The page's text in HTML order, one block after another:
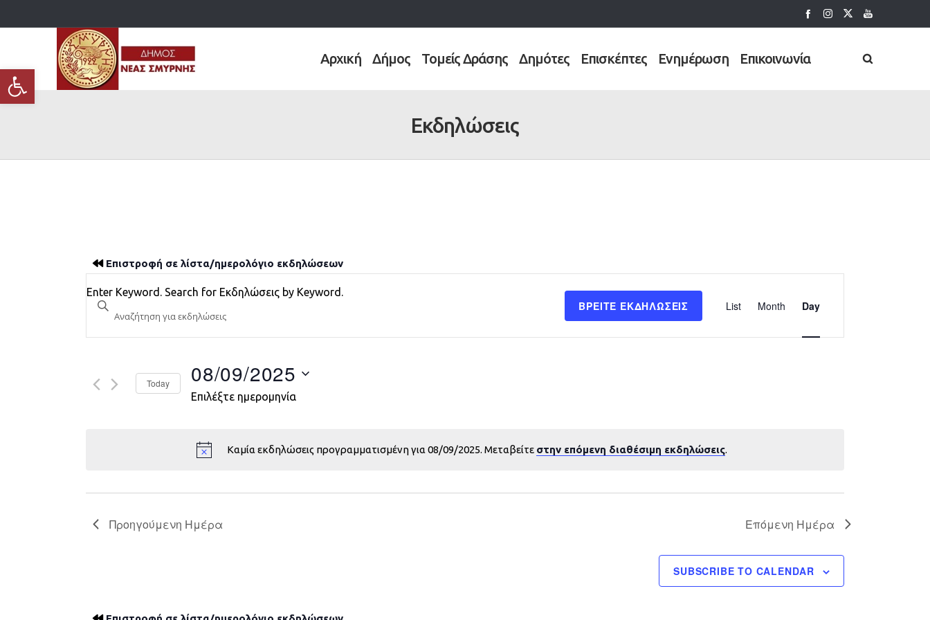
Ανοίξτε τη γραμμή εργαλείων
Αρχική Δήμος Τομείς Δράσης Δημότες Επισκέπτες Ενημέρωση Επικοινωνία
Εκδηλώσεις
Επιστροφή σε λίστα/ημερολόγιο εκδηλώσεων
Καμία εκδηλώσεις προγραμματισμένη για 08/09/2025. Μεταβείτε στην επόμενη διαθέσιμη εκδηλώσεις.
Εκδηλώσεις
Search
and
Navigation
Enter Keyword. Search for Εκδηλώσεις by Keyword.
ΒΡΕΊΤΕ ΕΚΔΗΛΏΣΕΙΣ
Views
Navigation
List Month Day
Today 08/09/2025
Επιλέξτε ημερομηνία
Προηγούμενη Ημέρα Επόμενη Ημέρα
SUBSCRIBE TO CALENDAR